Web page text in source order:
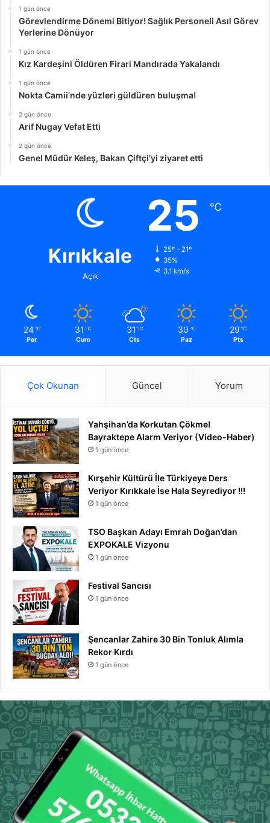
1 gün önce
Görevlendirme Dönemi Bitiyor! Sağlık Personeli Asıl Görev
Yerlerine Dönüyor
1 gün önce
Kız Kardeşini Öldüren Firari Mandırada Yakalandı
1 gün önce
Nokta Camii’nde yüzleri güldüren buluşma!
2 gün önce
Arif Nugay Vefat Etti
2 gün önce
Genel Müdür Keleş, Bakan Çiftçi’yi ziyaret etti
Kırıkkale
Açık
25 ℃
25º - 21º
35%
3.1 km/s
24 ℃
Per
31 ℃
Cum
31 ℃
Cts
30 ℃
Paz
29 ℃
Pts
Çok Okunan Güncel Yorum
Yahşihan’da Korkutan Çökme!
Bayraktepe Alarm Veriyor (Video-Haber)
1 gün önce
Kırşehir Kültürü İle Türkiyeye Ders
Veriyor Kırıkkale İse Hala Seyrediyor !!!
1 gün önce
TSO Başkan Adayı Emrah Doğan’dan
EXPOKALE Vizyonu
1 gün önce
Festival Sancısı
1 gün önce
Şencanlar Zahire 30 Bin Tonluk Alımla
Rekor Kırdı
1 gün önce